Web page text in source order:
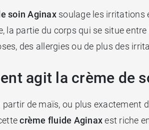
soin Aginaxsoulage les irritations
la partie du corps qui se situe
des allergies ou de plus des
agit la crème de
partir de maïs, ou plus exactement
crème fluide Aginaxest riche